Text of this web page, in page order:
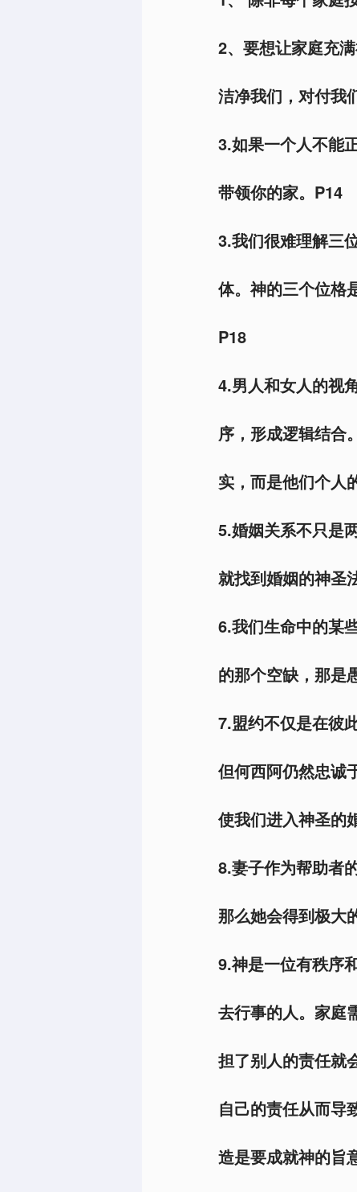
2、要想让家庭充
洁净我们，对付我
3.如果一个人不能
带领你的家。P14
3.我们很难理解三
体。神的三个位格
P18
4.男人和女人的视
序，形成逻辑结合
实，而是他们个人
5.婚姻关系不只是
就找到婚姻的神圣
6.我们生命中的某
的那个空缺，那是
7.盟约不仅是在彼
但何西阿仍然忠诚
使我们进入神圣的
8.妻子作为帮助者
那么她会得到极大
9.神是一位有秩序
去行事的人。家庭
担了别人的责任就
自己的责任从而导
造是要成就神的旨